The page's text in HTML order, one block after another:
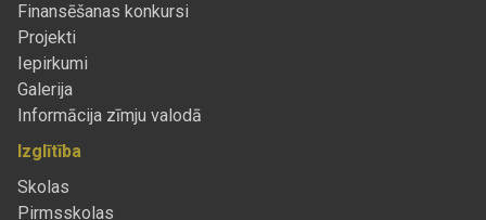
Finansēšanas konkursi
Projekti
Iepirkumi
Galerija
Informācija zīmju valodā
Izglītība
Skolas
Pirmsskolas